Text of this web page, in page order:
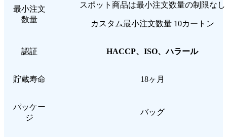
最小注文
数量
スポット商品は最小注文数量の制限なし
カスタム最小注文数量 10カートン
認証 HACCP、ISO、ハラール
貯蔵寿命 18ヶ月
パッケー
ジ
バッグ